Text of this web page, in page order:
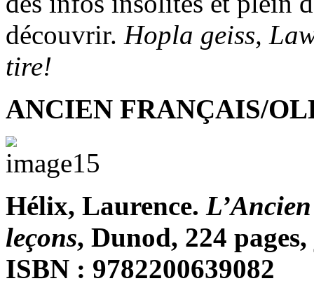
découvrir. Hopla geiss,
tire!
ANCIEN FRANÇAIS/
Hélix, Laurence.
leçons, Dunod, 224
ISBN : 9782200639082